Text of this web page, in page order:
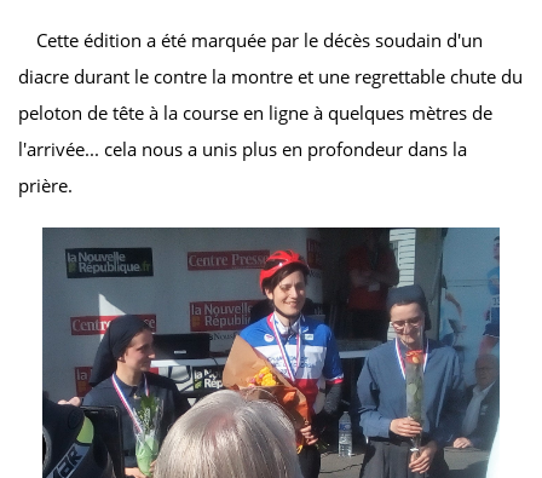
Cette édition a été marquée par le décès soudain d'un
diacre durant le contre la montre et une regrettable chute du
peloton de tête à la course en ligne à quelques mètres de
l'arrivée... cela nous a unis plus en profondeur dans la
prière.